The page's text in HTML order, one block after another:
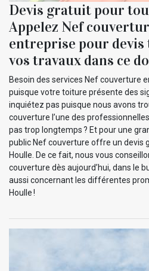
Devis gratuit pour
Appelez Nef
entreprise pour
vos travaux dans ce
Besoin des services Nef couverture
puisque votre toiture présente des
inquiétez pas puisque nous avons
couverture l’une des
pas trop longtemps ? Et pour une
public Nef couverture offre un devis
Houlle. De ce fait, nous vous
couverture dès aujourd’hui, dans le
aussi concernant les différentes
Houlle !